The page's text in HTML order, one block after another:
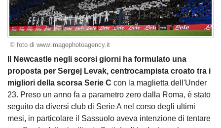
© foto di www.imagephotoagency.it
Il Newcastle negli scorsi giorni ha formulato una
proposta per Sergej Levak, centrocampista croato tra i
migliori della scorsa Serie C con la maglietta dell'Under
23. Preso un anno fa a parametro zero dalla Roma, è stato
seguito da diversi club di Serie A nel corso degli ultimi
mesi, in particolare il Sassuolo aveva intenzione di tentare